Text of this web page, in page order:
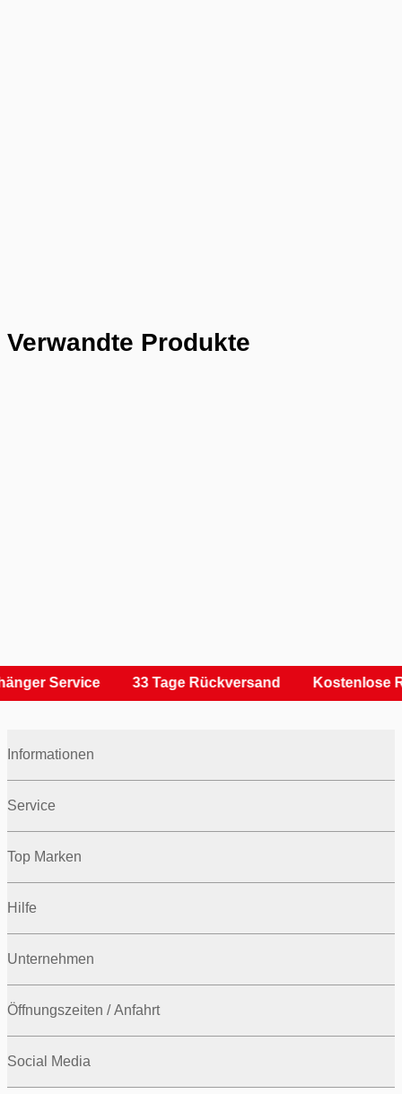
Verwandte Produkte
Service 33 Tage Rückversand Kostenlose
Informationen
Service
Top Marken
Hilfe
Unternehmen
Öffnungszeiten / Anfahrt
Social Media